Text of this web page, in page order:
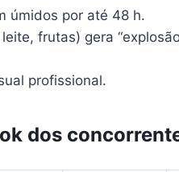
úmidos por até 48 h.
frutas) gera
profissional.
dos